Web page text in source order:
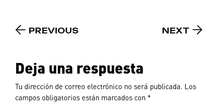
PREVIOUS NEXT
Deja una respuesta
Tu dirección de correo electrónico no será publicada. Los
campos obligatorios están marcados con *